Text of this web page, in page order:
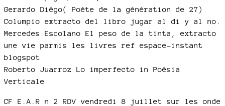
Gerardo Diégo( Poète de la génération de 27)
Columpio extracto del libro jugar al di y al no.
Mercedes Escolano El peso de la tinta, extracto
une vie parmis les livres ref espace-instant
blogspot
Roberto Juarroz Lo imperfecto in Poésia
Verticale
CF E.A.R n 2 RDV vendredi 8 juillet sur les onde